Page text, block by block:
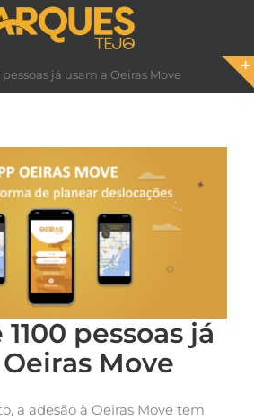
pessoas já usam a Oeiras Move
pessoas já
Move
a adesão à Oeiras Move tem